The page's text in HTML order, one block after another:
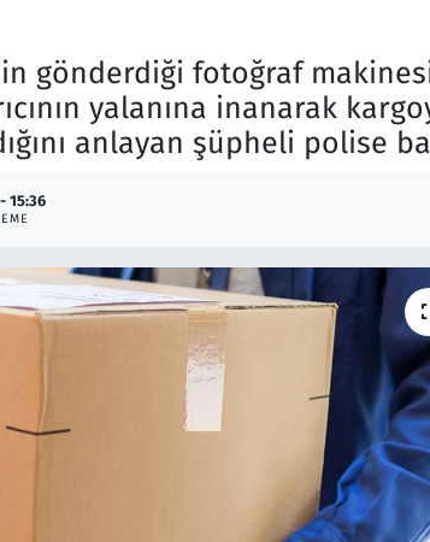
gönderdiği fotoğraf
yalanına inanarak
anlayan şüpheli polise
15:36